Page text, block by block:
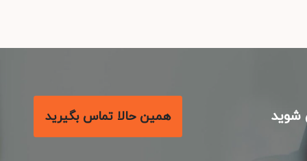
همین حالا تماس بگیرید